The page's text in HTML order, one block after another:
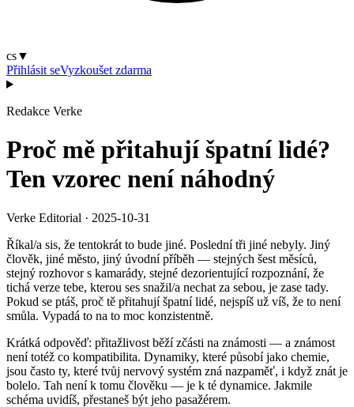
cs▼
Přihlásit seVyzkoušet zdarma
Redakce Verke
Proč mě přitahují špatní lidé?
Ten vzorec není náhodný
Verke Editorial · 2025-10-31
Říkal/a sis, že tentokrát to bude jiné. Poslední tři jiné nebyly. Jiný
člověk, jiné město, jiný úvodní příběh — stejných šest měsíců,
stejný rozhovor s kamarády, stejné dezorientující rozpoznání, že
tichá verze tebe, kterou ses snažil/a nechat za sebou, je zase tady.
Pokud se ptáš, proč tě přitahují špatní lidé, nejspíš už víš, že to není
smůla. Vypadá to na to moc konzistentně.
Krátká odpověď: přitažlivost běží zčásti na známosti — a známost
není totéž co kompatibilita. Dynamiky, které působí jako chemie,
jsou často ty, které tvůj nervový systém zná nazpaměť, i když znát je
bolelo. Tah není k tomu člověku — je k té dynamice. Jakmile
schéma uvidíš, přestaneš být jeho pasažérem.